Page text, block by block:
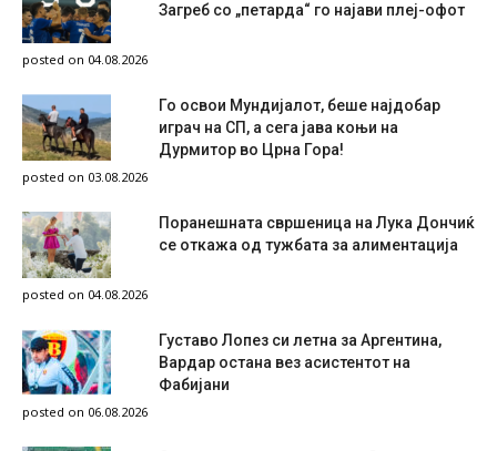
Загреб со „петарда“ го најави плеј-офот
posted on 04.08.2026
Го освои Мундијалот, беше најдобар
играч на СП, а сега јава коњи на
Дурмитор во Црна Гора!
posted on 03.08.2026
Поранешната свршеница на Лука Дончиќ
се откажа од тужбата за алиментација
posted on 04.08.2026
Густаво Лопез си летна за Аргентина,
Вардар остана вез асистентот на
Фабијани
posted on 06.08.2026